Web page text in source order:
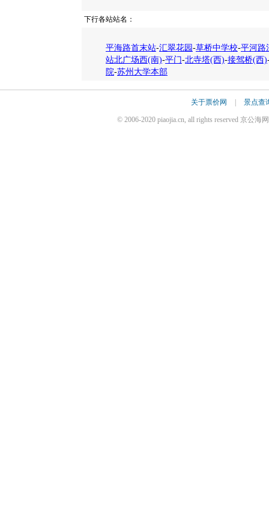
下行各站站名：
平海路首末站-汇翠花园 -草桥中学校-平河路
站北广场西(南)-平门-北寺塔(西)-接驾桥(西)
院-苏州大学本部
关于票价网 景点查
© 2006-2020 piaojia.cn, all rights reserved 京公海